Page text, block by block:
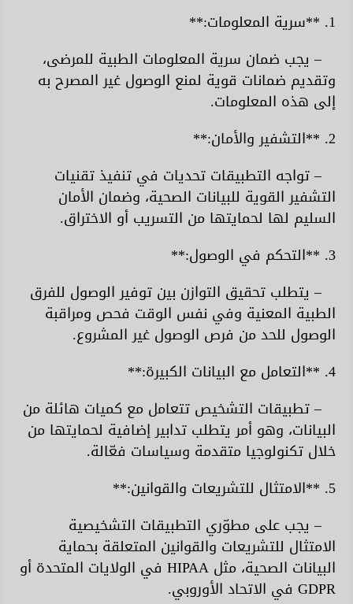
1. **سرية المعلومات:**
– يجب ضمان سرية المعلومات الطبية للمرضى،
وتقديم ضمانات قوية لمنع الوصول غير المصرح به
إلى هذه المعلومات.
2. **التشفير والأمان:**
– تواجه التطبيقات تحديات في تنفيذ تقنيات
التشفير القوية للبيانات الصحية، وضمان الأمان
السليم لها لحمايتها من التسريب أو الاختراق.
3. **التحكم في الوصول:**
– يتطلب تحقيق التوازن بين توفير الوصول للفرق
الطبية المعنية وفي نفس الوقت فحص ومراقبة
الوصول للحد من فرص الوصول غير المشروع.
4. **التعامل مع البيانات الكبيرة:**
– تطبيقات التشخيص تتعامل مع كميات هائلة من
البيانات، وهو أمر يتطلب تدابير إضافية لحمايتها من
خلال تكنولوجيا متقدمة وسياسات فعّالة.
5. **الامتثال للتشريعات والقوانين:**
– يجب على مطوّري التطبيقات التشخيصية
الامتثال للتشريعات والقوانين المتعلقة بحماية
البيانات الصحية، مثل HIPAA في الولايات المتحدة أو
GDPR في الاتحاد الأوروبي.